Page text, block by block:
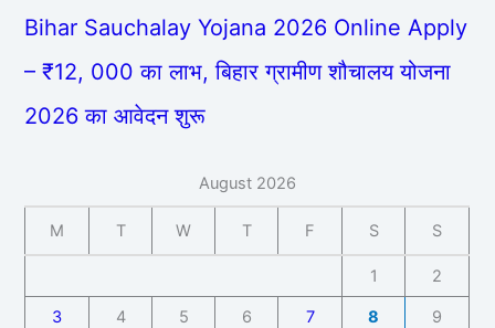
Bihar Sauchalay Yojana 2026 Online Apply
– ₹12, 000 का लाभ, बिहार ग्रामीण शौचालय योजना
2026 का आवेदन शुरू
August 2026
M T W T F S S
1 2
3 4 5 6 7 8 9